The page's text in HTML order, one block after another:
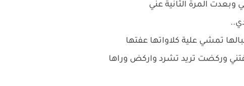
المرة الثانية عني
تمشي علية كلاواتها عفتها
وركضت تريد تشرد واركض وراها